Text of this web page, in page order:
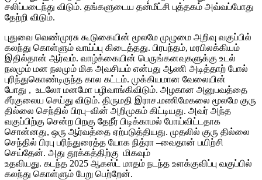
சலிப்படைந்து விடும். தங்களுடைய தன்மீட்சி புத்தகம் அவ்வப்போது
தேற்றி விடும்.
புதுவை வெண்முரசு கூடுகையின் மூலமே முழுமை அறிவு வகுப்பில்
கலந்து கொள்ளும் வாய்ப்பு கிடைத்தது. பிரபந்தம், மரபிலக்கியம்
இதில்தான் ஆர்வம். வாழ்க்கையின் பெருங்கனவுகளுக்கு உடல்
நலமும் மன நலமும் மிக அவசியம் என்பது ஆணி அடித்தாற் போல்
புரிந்துகொண்டிருந்த கால கட்டம். முக்கியமான வேலையின்
போது , உடலோ மனமோ பழிவாங்கிவிடும். அழகான அனுபவத்தை
சீர்குலைய செய்து விடும். திருமதி இராச.மணிமேகலை மூலமே குரு
தில்லை செந்தில் பிரபு–வின் அறிமுகம் கிட்டியது. அவர் அந்த
வகுப்பிற்கு சென்ற பிறகு தேநீர் பிடிக்காமல் போய்விட்டதாக
சொன்னது, ஒரு ஆர்வத்தை ஏற்படுத்தியது. முதலில் குரு தில்லை
செந்தில் பிரபு பரிந்துரைத்த யோக நித்ரா –வைதான் பயிற்சி
செய்தேன். அது தூக்கத்திற்கு மிகவும்
உதவியது. கடந்த 2025 ஆகஸ்ட் மாதம் நடந்த உளக்குவிப்பு வகுப்பில்
கலந்து கொள்ளும் பேறு பெற்றேன்.